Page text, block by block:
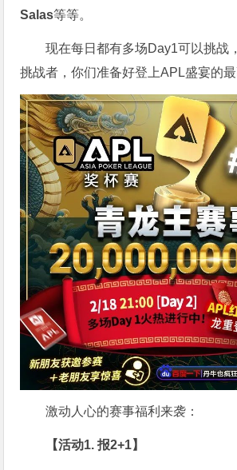
Salas等等。
现在每日都有多场Day1可以挑战
挑战者，你们准备好登上APL盛宴的
激动人心的赛事福利来袭：
【活动1. 报2+1】